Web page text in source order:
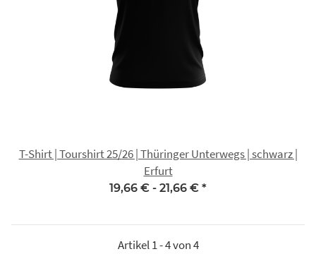
T-Shirt | Tourshirt 25/26 | Thüringer Unterwegs | schwarz |
Erfurt
19,66 € - 21,66 € *
Artikel 1 - 4 von 4